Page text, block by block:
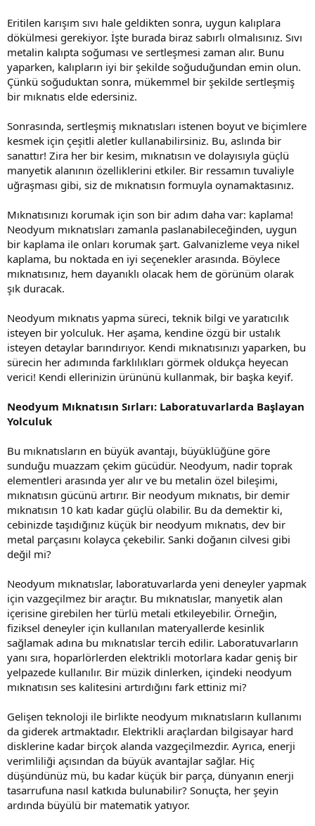
Eritilen karışım sıvı hale geldikten sonra, uygun kalıplara
dökülmesi gerekiyor. İşte burada biraz sabırlı olmalısınız. Sıvı
metalin kalıpta soğuması ve sertleşmesi zaman alır. Bunu
yaparken, kalıpların iyi bir şekilde soğuduğundan emin olun.
Çünkü soğuduktan sonra, mükemmel bir şekilde sertleşmiş
bir mıknatıs elde edersiniz.
Sonrasında, sertleşmiş mıknatısları istenen boyut ve biçimlere
kesmek için çeşitli aletler kullanabilirsiniz. Bu, aslında bir
sanattır! Zira her bir kesim, mıknatısın ve dolayısıyla güçlü
manyetik alanının özelliklerini etkiler. Bir ressamın tuvaliyle
uğraşması gibi, siz de mıknatısın formuyla oynamaktasınız.
Mıknatısınızı korumak için son bir adım daha var: kaplama!
Neodyum mıknatısları zamanla paslanabileceğinden, uygun
bir kaplama ile onları korumak şart. Galvanizleme veya nikel
kaplama, bu noktada en iyi seçenekler arasında. Böylece
mıknatısınız, hem dayanıklı olacak hem de görünüm olarak
şık duracak.
Neodyum mıknatıs yapma süreci, teknik bilgi ve yaratıcılık
isteyen bir yolculuk. Her aşama, kendine özgü bir ustalık
isteyen detaylar barındırıyor. Kendi mıknatısınızı yaparken, bu
sürecin her adımında farklılıkları görmek oldukça heyecan
verici! Kendi ellerinizin ürününü kullanmak, bir başka keyif.
Neodyum Mıknatısın Sırları: Laboratuvarlarda Başlayan
Yolculuk
Bu mıknatısların en büyük avantajı, büyüklüğüne göre
sunduğu muazzam çekim gücüdür. Neodyum, nadir toprak
elementleri arasında yer alır ve bu metalin özel bileşimi,
mıknatısın gücünü artırır. Bir neodyum mıknatıs, bir demir
mıknatısın 10 katı kadar güçlü olabilir. Bu da demektir ki,
cebinizde taşıdığınız küçük bir neodyum mıknatıs, dev bir
metal parçasını kolayca çekebilir. Sanki doğanın cilvesi gibi
değil mi?
Neodyum mıknatıslar, laboratuvarlarda yeni deneyler yapmak
için vazgeçilmez bir araçtır. Bu mıknatıslar, manyetik alan
içerisine girebilen her türlü metali etkileyebilir. Örneğin,
fiziksel deneyler için kullanılan materyallerde kesinlik
sağlamak adına bu mıknatıslar tercih edilir. Laboratuvarların
yanı sıra, hoparlörlerden elektrikli motorlara kadar geniş bir
yelpazede kullanılır. Bir müzik dinlerken, içindeki neodyum
mıknatısın ses kalitesini artırdığını fark ettiniz mi?
Gelişen teknoloji ile birlikte neodyum mıknatısların kullanımı
da giderek artmaktadır. Elektrikli araçlardan bilgisayar hard
disklerine kadar birçok alanda vazgeçilmezdir. Ayrıca, enerji
verimliliği açısından da büyük avantajlar sağlar. Hiç
düşündünüz mü, bu kadar küçük bir parça, dünyanın enerji
tasarrufuna nasıl katkıda bulunabilir? Sonuçta, her şeyin
ardında büyülü bir matematik yatıyor.